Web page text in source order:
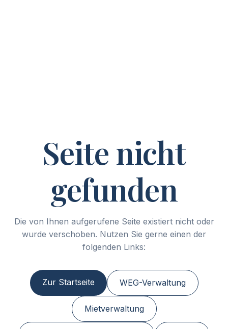
Seite nicht
gefunden
Die von Ihnen aufgerufene Seite existiert nicht oder
wurde verschoben. Nutzen Sie gerne einen der
folgenden Links:
Zur Startseite WEG-Verwaltung
Mietverwaltung